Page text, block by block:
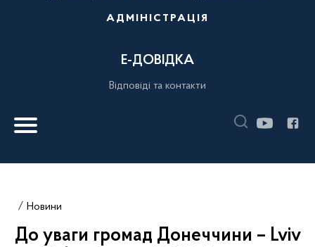
адміністрація
Е-ДОВІДКА
Відповіді та контакти
Новини
До уваги громад Донеччини – Lviv